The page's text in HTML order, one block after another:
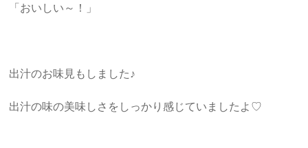
「おいしい～！」
出汁のお味見もしました♪
出汁の味の美味しさをしっかり感じていましたよ♡